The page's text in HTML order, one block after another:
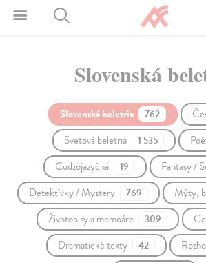
Slovenská
Slovenská beletria 762
Svetová beletria 1 535
Cudzojazyčná 19 Fantasy /
Detektívky / Mystery 769 Mýty,
Životopisy a memoáre 309
Dramatické texty 42